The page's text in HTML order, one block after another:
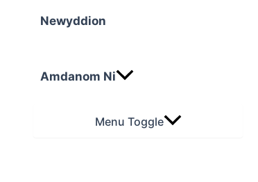
Newyddion
Amdanom Ni
Menu Toggle